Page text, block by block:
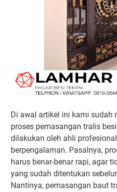
Di awal artikel ini kami sudah
proses pemasangan tralis
dilakukan oleh ahli
berpengalaman. Pasalnya,
harus benar-benar rapi, agar
yang sudah ditentukan
Nantinya, pemasangan baut